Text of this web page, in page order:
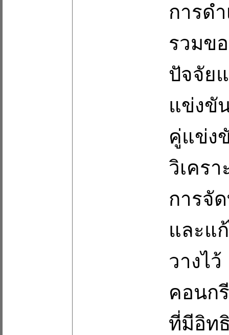
การด
รวมข
ปัจจัย
แข่งขั
คู่แข่ง
วิเคร
การจั
และแ
วางไ
คอนก
ที่มีอิท